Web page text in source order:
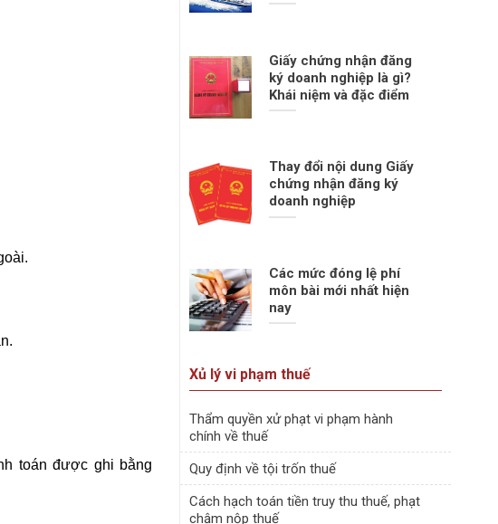
toán được ghi bằng
Giấy chứng nhận đăng
ký doanh nghiệp là gì?
Khái niệm và đặc điểm
Thay đổi nội dung Giấy
chứng nhận đăng ký
doanh nghiệp
Các mức đóng lệ phí
môn bài mới nhất hiện
nay
Xủ lý vi phạm thuế
Thẩm quyền xử phạt vi phạm hành
chính về thuế
Quy định về tội trốn thuế
Cách hạch toán tiền truy thu thuế, phạt
chậm nộp thuế